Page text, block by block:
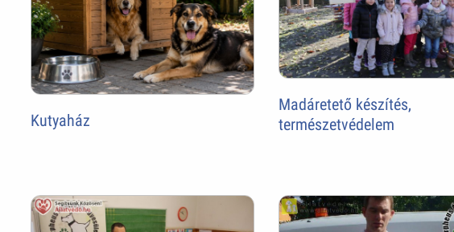
Kutyaház
Madáretető készítés,
természetvédelem